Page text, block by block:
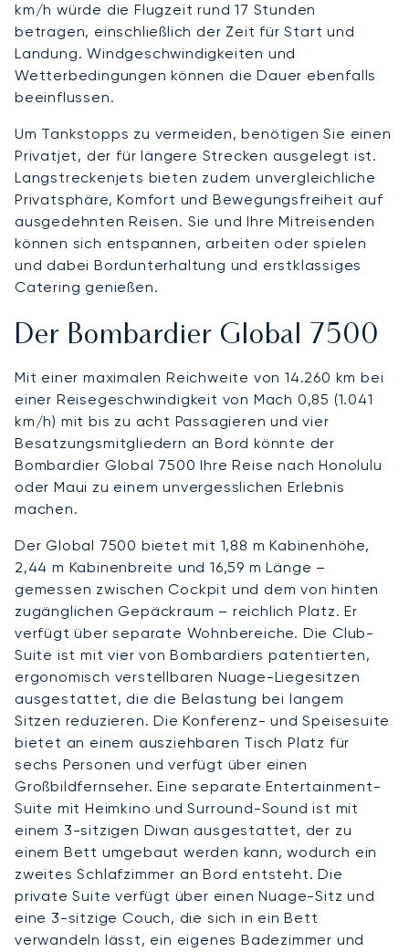
km/h würde die Flugzeit rund 17 Stunden
betragen, einschließlich der Zeit für Start und
Landung. Windgeschwindigkeiten und
Wetterbedingungen können die Dauer ebenfalls
beeinflussen.
Um Tankstopps zu vermeiden, benötigen Sie einen
Privatjet, der für längere Strecken ausgelegt ist.
Langstreckenjets bieten zudem unvergleichliche
Privatsphäre, Komfort und Bewegungsfreiheit auf
ausgedehnten Reisen. Sie und Ihre Mitreisenden
können sich entspannen, arbeiten oder spielen
und dabei Bordunterhaltung und erstklassiges
Catering genießen.
Der Bombardier Global 7500
Mit einer maximalen Reichweite von 14.260 km bei
einer Reisegeschwindigkeit von Mach 0,85 (1.041
km/h) mit bis zu acht Passagieren und vier
Besatzungsmitgliedern an Bord könnte der
Bombardier Global 7500 Ihre Reise nach Honolulu
oder Maui zu einem unvergesslichen Erlebnis
machen.
Der Global 7500 bietet mit 1,88 m Kabinenhöhe,
2,44 m Kabinenbreite und 16,59 m Länge –
gemessen zwischen Cockpit und dem von hinten
zugänglichen Gepäckraum – reichlich Platz. Er
verfügt über separate Wohnbereiche. Die Club-
Suite ist mit vier von Bombardiers patentierten,
ergonomisch verstellbaren Nuage-Liegesitzen
ausgestattet, die die Belastung bei langem
Sitzen reduzieren. Die Konferenz- und Speisesuite
bietet an einem ausziehbaren Tisch Platz für
sechs Personen und verfügt über einen
Großbildfernseher. Eine separate Entertainment-
Suite mit Heimkino und Surround-Sound ist mit
einem 3-sitzigen Diwan ausgestattet, der zu
einem Bett umgebaut werden kann, wodurch ein
zweites Schlafzimmer an Bord entsteht. Die
private Suite verfügt über einen Nuage-Sitz und
eine 3-sitzige Couch, die sich in ein Bett
verwandeln lässt, ein eigenes Badezimmer und